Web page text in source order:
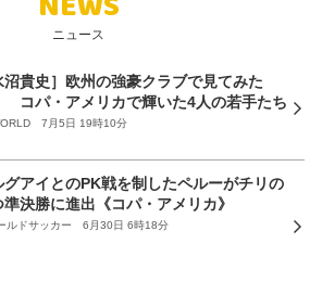
ニュース
沼貴史］欧州の強豪クラブで見てみた
コパ・アメリカで輝いた4人の若手たち
7月5日 19時10分
グアイとのPK戦を制したペルーがチリの
準決勝に進出《コパ・アメリカ》
ルドサッカー 6月30日 6時18分